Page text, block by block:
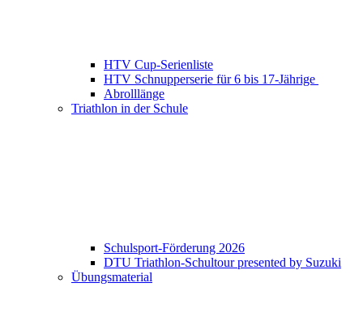
HTV Cup-Serienliste
HTV Schnupperserie für 6 bis 17-Jährige
Abrolllänge
Triathlon in der Schule
Schulsport-Förderung 2026
DTU Triathlon-Schultour presented by Suzuki
Übungsmaterial